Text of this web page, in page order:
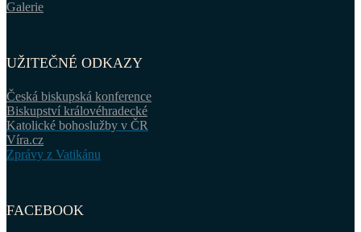
Galerie
UŽITEČNÉ ODKAZY
Česká biskupská konference
Biskupství královéhradecké
Katolické bohoslužby v ČR
Víra.cz
Zprávy z Vatikánu
FACEBOOK